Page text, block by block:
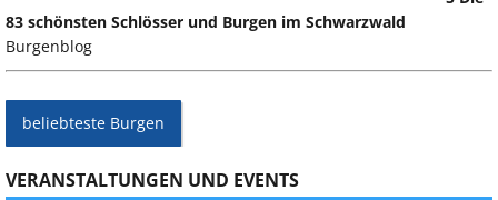
83 schönsten Schlösser und Burgen im Schwarzwald
Burgenblog
beliebteste Burgen
VERANSTALTUNGEN UND EVENTS